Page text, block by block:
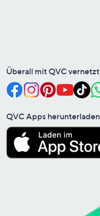
Überall mit QVC vernetzt
QVC Apps herunterladen